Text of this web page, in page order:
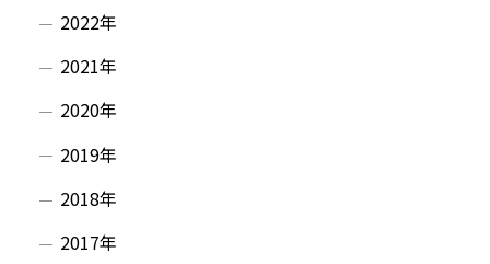
2022年
2021年
2020年
2019年
2018年
2017年